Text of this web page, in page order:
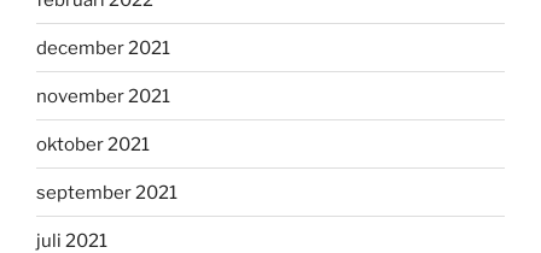
december 2021
november 2021
oktober 2021
september 2021
juli 2021